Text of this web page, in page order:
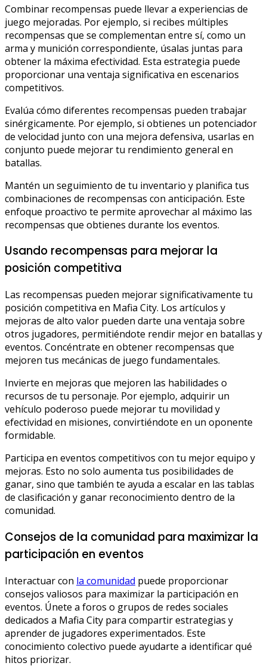
Combinar recompensas puede llevar a experiencias de
juego mejoradas. Por ejemplo, si recibes múltiples
recompensas que se complementan entre sí, como un
arma y munición correspondiente, úsalas juntas para
obtener la máxima efectividad. Esta estrategia puede
proporcionar una ventaja significativa en escenarios
competitivos.
Evalúa cómo diferentes recompensas pueden trabajar
sinérgicamente. Por ejemplo, si obtienes un potenciador
de velocidad junto con una mejora defensiva, usarlas en
conjunto puede mejorar tu rendimiento general en
batallas.
Mantén un seguimiento de tu inventario y planifica tus
combinaciones de recompensas con anticipación. Este
enfoque proactivo te permite aprovechar al máximo las
recompensas que obtienes durante los eventos.
Usando recompensas para mejorar la
posición competitiva
Las recompensas pueden mejorar significativamente tu
posición competitiva en Mafia City. Los artículos y
mejoras de alto valor pueden darte una ventaja sobre
otros jugadores, permitiéndote rendir mejor en batallas y
eventos. Concéntrate en obtener recompensas que
mejoren tus mecánicas de juego fundamentales.
Invierte en mejoras que mejoren las habilidades o
recursos de tu personaje. Por ejemplo, adquirir un
vehículo poderoso puede mejorar tu movilidad y
efectividad en misiones, convirtiéndote en un oponente
formidable.
Participa en eventos competitivos con tu mejor equipo y
mejoras. Esto no solo aumenta tus posibilidades de
ganar, sino que también te ayuda a escalar en las tablas
de clasificación y ganar reconocimiento dentro de la
comunidad.
Consejos de la comunidad para maximizar la
participación en eventos
Interactuar con la comunidad puede proporcionar
consejos valiosos para maximizar la participación en
eventos. Únete a foros o grupos de redes sociales
dedicados a Mafia City para compartir estrategias y
aprender de jugadores experimentados. Este
conocimiento colectivo puede ayudarte a identificar qué
hitos priorizar.